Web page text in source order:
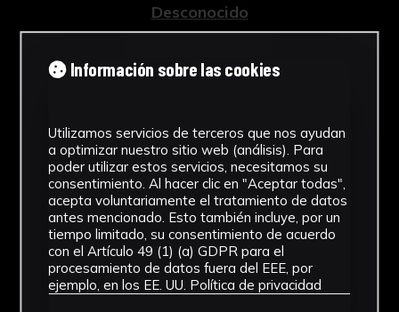
Desconocido
1928 - 1967
Estilo
Abstracción Geométrica
Materiales
Escayola
Información sobre las cookies
Utilizamos servicios de terceros que nos ayudan
a optimizar nuestro sitio web (análisis). Para
poder utilizar estos servicios, necesitamos su
consentimiento. Al hacer clic en "Aceptar todas",
acepta voluntariamente el tratamiento de datos
antes mencionado. Esto también incluye, por un
tiempo limitado, su consentimiento de acuerdo
con el Artículo 49 (1) (a) GDPR para el
procesamiento de datos fuera del EEE, por
ejemplo, en los EE. UU. Política de privacidad